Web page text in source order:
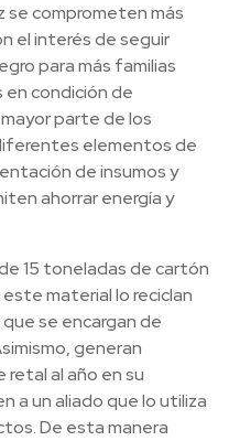
se comprometen más
el interés de seguir
para más familias
en condición de
parte de los
elementos de
de insumos y
ahorrar energía y
15 toneladas de cartón
material lo reciclan
se encargan de
generan
al año en su
a un aliado que lo utiliza
De esta manera